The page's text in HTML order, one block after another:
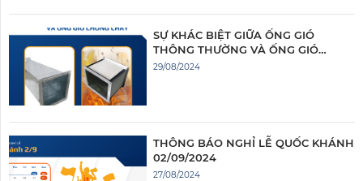
SỰ KHÁC BIỆT GIỮA ỐNG GIÓ
THÔNG THƯỜNG VÀ ỐNG GIÓ
CHỐNG CHÁY
29/08/2024
THÔNG BÁO NGHỈ LỄ QUỐC KHÁNH
02/09/2024
27/08/2024